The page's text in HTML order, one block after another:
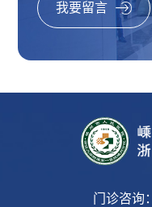
我要留言
门诊咨询：